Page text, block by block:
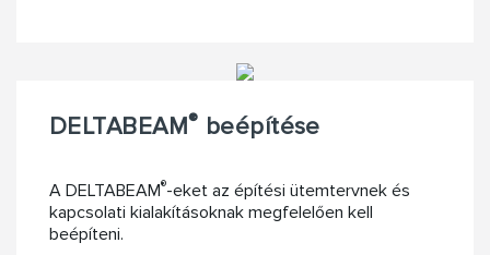
DELTABEAM® beépítése
A DELTABEAM®-eket az építési ütemtervnek és
kapcsolati kialakításoknak megfelelően kell
beépíteni.